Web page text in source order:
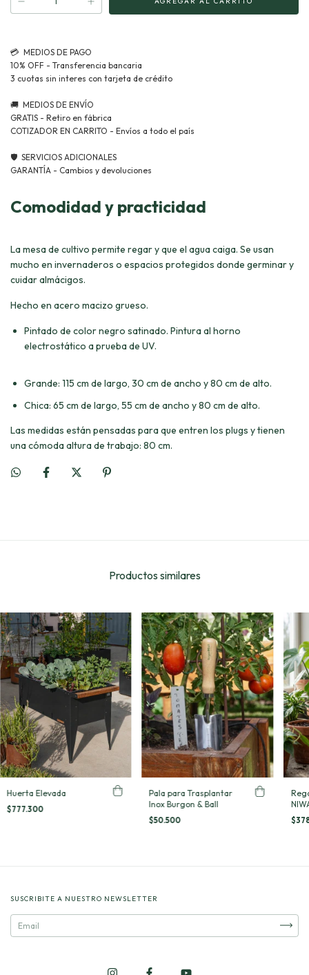
Comodidad y practicidad
La mesa de cultivo permite regar y que el agua caiga. Se usan
mucho en invernaderos o espacios protegidos donde germinar y
cuidar almácigos.
Hecho en acero macizo grueso.
Pintado de color negro satinado. Pintura al horno
electrostático a prueba de UV.
Grande: 115 cm de largo, 30 cm de ancho y 80 cm de alto.
Chica: 65 cm de largo, 55 cm de ancho y 80 cm de alto.
Las medidas están pensadas para que entren los plugs y tienen
una cómoda altura de trabajo: 80 cm.
Productos similares
Huerta Elevada
$777.300
Pala para Trasplantar
Inox Burgon & Ball
$50.500
SUSCRIBITE A NUESTRO NEWSLETTER